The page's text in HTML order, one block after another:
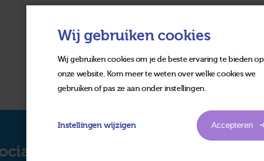
media
Wij gebruiken cookies
Wij gebruiken cookies om je de beste ervaring te bieden op
onze website. Kom meer te weten over welke cookies we
gebruiken of pas ze aan onder instellingen.
Instellingen wijzigen Accepteren